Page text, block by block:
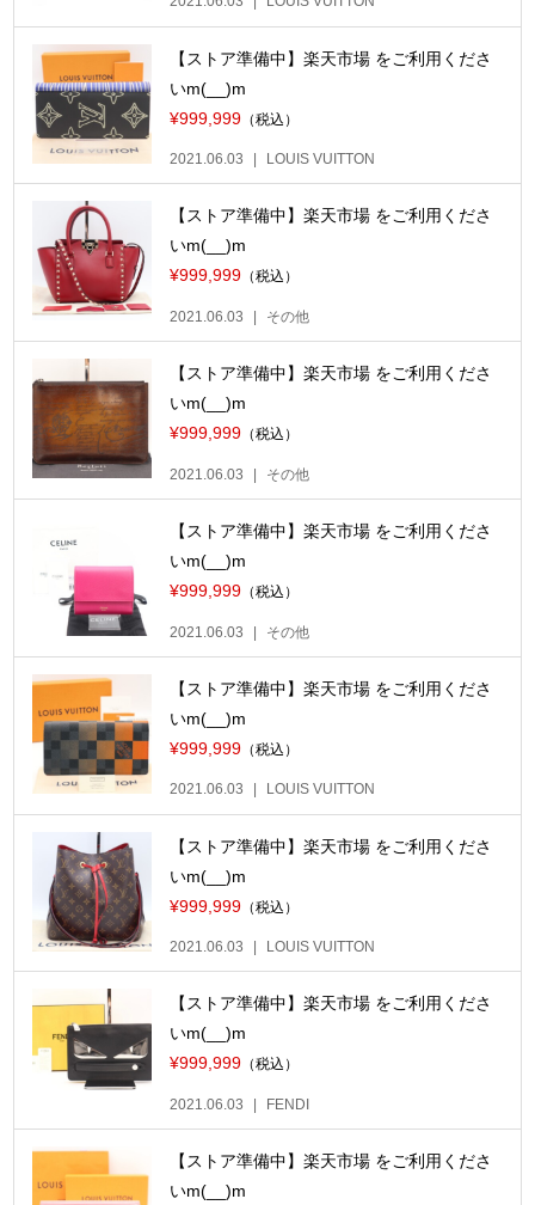
【ストア準備中】楽天市場 をご利用くださ
いm(__)m
¥999,999 （税込）
2021.06.03 LOUIS VUITTON
【ストア準備中】楽天市場 をご利用くださ
いm(__)m
¥999,999 （税込）
2021.06.03 その他
【ストア準備中】楽天市場 をご利用くださ
いm(__)m
¥999,999 （税込）
2021.06.03 その他
【ストア準備中】楽天市場 をご利用くださ
いm(__)m
¥999,999 （税込）
2021.06.03 その他
【ストア準備中】楽天市場 をご利用くださ
いm(__)m
¥999,999 （税込）
2021.06.03 LOUIS VUITTON
【ストア準備中】楽天市場 をご利用くださ
いm(__)m
¥999,999 （税込）
2021.06.03 LOUIS VUITTON
【ストア準備中】楽天市場 をご利用くださ
いm(__)m
¥999,999 （税込）
2021.06.03 FENDI
【ストア準備中】楽天市場 をご利用くださ
いm(__)m